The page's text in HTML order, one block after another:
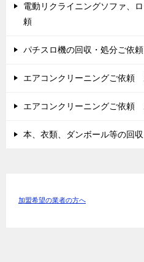
電動リクライニングソファ、
頼
パチスロ機の回収・処分ご依
エアコンクリーニングご依頼
エアコンクリーニングご依頼
本、衣類、ダンボール等の回
加盟希望の業者の方へ